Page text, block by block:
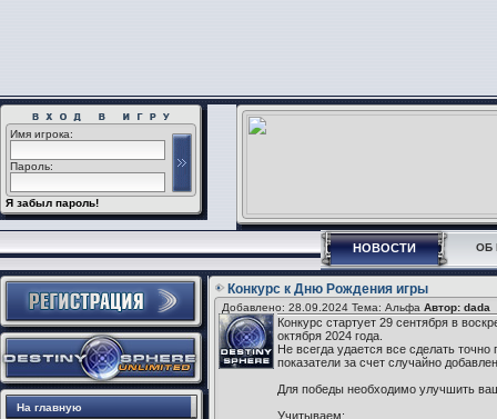
Имя игрока:
Пароль:
Я забыл пароль!
НОВОСТИ ОБ
На главную
Конкурс к Дню Рождения игры
Добавлено: 28.09.2024 Тема: Альфа Автор: dada
Конкурс стартует 29 сентября в
октября 2024 года.
Не всегда удается все сделать
показатели за счет случайно
Для победы необходимо улучшить
Учитываем: